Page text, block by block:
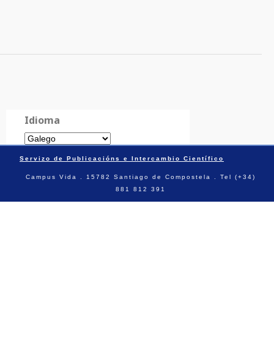
Idioma
Servizo de Publicacións e Intercambio Científico
Campus Vida . 15782 Santiago de Compostela . Tel (+34)
881 812 391